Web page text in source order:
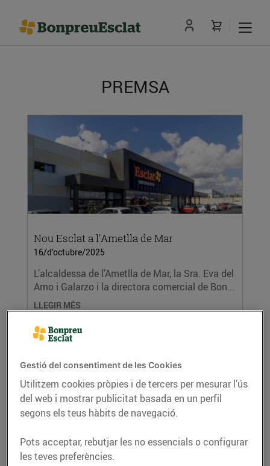
PREMSA
Nou Esclat a l'Ametlla de Mar
16/d’octubre/2025
L’alcaldessa de l’Ametlla de Mar, la Sra. Eva del
Amo i Galarzo i la directora comercial de Bon...
LLEGIR MÉS
Gestió del consentiment de les Cookies
Utilitzem cookies pròpies i de tercers per mesurar l’ús
del web i mostrar publicitat basada en un perfil
segons els teus hàbits de navegació.
Pots acceptar, rebutjar les no essencials o configurar
les teves preferències.